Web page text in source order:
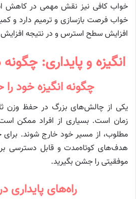
خواب کافی نیز نقش مهمی در کاهش
خواب فرصت بازسازی و ترمیم دارد و
افزایش سطح استرس و در نتیجه
انگیزه و پایداری:
چگونه انگیزه خود
یکی از چالش‌های بزرگ در حفظ وزن
زمان است. بسیاری از افراد ممکن
مطلوب، از مسیر خود خارج شوند.
هدف‌های کوتاه‌مدت و قابل دسترسی
موفقیتی را جشن بگیرید.
راه‌های پایداری